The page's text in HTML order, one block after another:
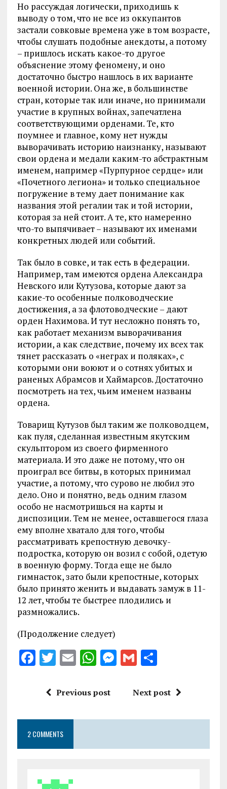
Но рассуждая логически, приходишь к
выводу о том, что не все из оккупантов
застали совковые времена уже в том возрасте,
чтобы слушать подобные анекдоты, а потому
– пришлось искать какое-то другое
объяснение этому феномену, и оно
достаточно быстро нашлось в их варианте
военной истории. Она же, в большинстве
стран, которые так или иначе, но принимали
участие в крупных войнах, запечатлена
соответствующими орденами. Те, кто
поумнее и главное, кому нет нужды
выворачивать историю наизнанку, называют
свои ордена и медали каким-то абстрактным
именем, например «Пурпурное сердце» или
«Почетного легиона» и только специальное
погружение в тему дает понимание как
названия этой регалии так и той истории,
которая за ней стоит. А те, кто намеренно
что-то выпячивает – называют их именами
конкретных людей или событий.
Так было в совке, и так есть в федерации.
Например, там имеются ордена Александра
Невского или Кутузова, которые дают за
какие-то особенные полководческие
достижения, а за флотоводческие – дают
орден Нахимова. И тут несложно понять то,
как работает механизм выворачивания
истории, а как следствие, почему их всех так
тянет рассказать о «неграх и поляках», с
которыми они воюют и о сотнях убитых и
раненых Абрамсов и Хаймарсов. Достаточно
посмотреть на тех, чьим именем названы
ордена.
Товарищ Кутузов был таким же полководцем,
как пуля, сделанная известным якутским
скульптором из своего фирменного
материала. И это даже не потому, что он
проиграл все битвы, в которых принимал
участие, а потому, что сурово не любил это
дело. Оно и понятно, ведь одним глазом
особо не насмотришься на карты и
диспозиции. Тем не менее, оставшегося глаза
ему вполне хватало для того, чтобы
рассматривать крепостную девочку-
подростка, которую он возил с собой, одетую
в военную форму. Тогда еще не было
гимнасток, зато были крепостные, которых
было принято женить и выдавать замуж в 11-
12 лет, чтобы те быстрее плодились и
размножались.
(Продолжение следует)
F
ce
o
o
k
T
it
r
E
ai
W
at
A
p
M
g
G
ai
S
a
Previous post Next post
2 COMMENTS